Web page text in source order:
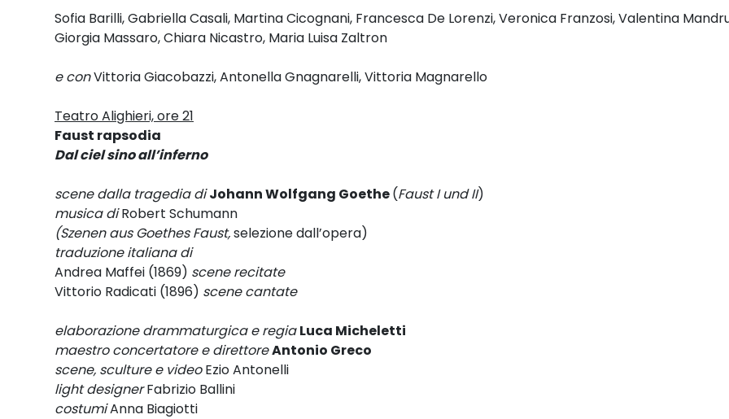
Sofia Barilli, Gabriella Casali, Martina Cicognani, Francesca De Lorenzi, Veronica Franzosi, Valentina
Giorgia Massaro, Chiara Nicastro, Maria Luisa Zaltron
e conVittoria Giacobazzi, Antonella Gnagnarelli, Vittoria Magnarello
Teatro Alighieri, ore 21
Faust rapsodia
Dal ciel sino all’inferno
scene dalla tragedia diJohann Wolfgang Goethe(Faust I und II)
musica diRobert Schumann
(Szenen aus Goethes Faust,selezione dall’opera)
traduzione italiana di
Andrea Maffei (1869) scene recitate
Vittorio Radicati (1896) scene cantate
elaborazione drammaturgica e regiaLuca Micheletti
maestro concertatore e direttoreAntonio Greco
scene, sculture e videoEzio Antonelli
light designerFabrizio Ballini
costumiAnna Biagiotti